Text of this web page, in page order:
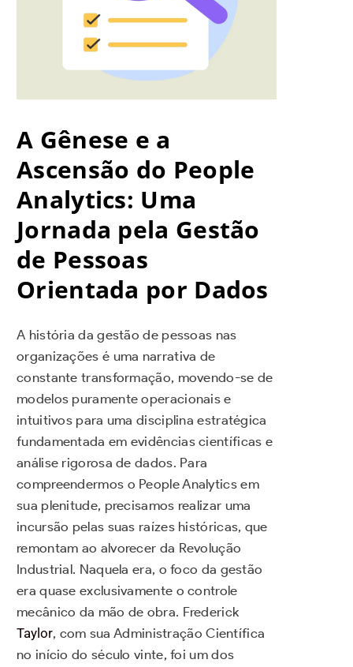
A Gênese e a
Ascensão do People
Analytics: Uma
Jornada pela Gestão
de Pessoas
Orientada por Dados
A história da gestão de pessoas nas
organizações é uma narrativa de
constante transformação, movendo-se de
modelos puramente operacionais e
intuitivos para uma disciplina estratégica
fundamentada em evidências científicas e
análise rigorosa de dados. Para
compreendermos o People Analytics em
sua plenitude, precisamos realizar uma
incursão pelas suas raízes históricas, que
remontam ao alvorecer da Revolução
Industrial. Naquela era, o foco da gestão
era quase exclusivamente o controle
mecânico da mão de obra. Frederick
Taylor, com sua Administração Científica
no início do século vinte, foi um dos